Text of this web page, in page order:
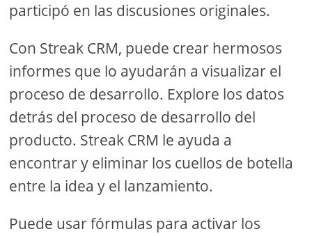
participó en las discusiones originales.
Con Streak CRM, puede crear hermosos
informes que lo ayudarán a visualizar el
proceso de desarrollo. Explore los datos
detrás del proceso de desarrollo del
producto. Streak CRM le ayuda a
encontrar y eliminar los cuellos de botella
entre la idea y el lanzamiento.
Puede usar fórmulas para activar los